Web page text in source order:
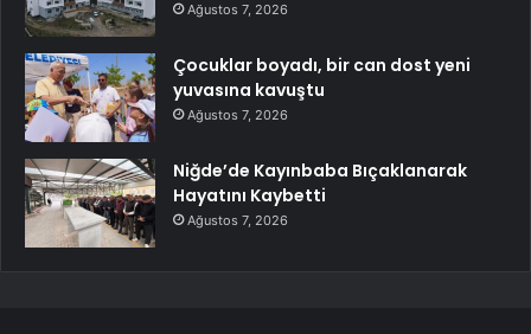
Ağustos 7, 2026
Çocuklar boyadı, bir can dost yeni
yuvasına kavuştu
Ağustos 7, 2026
Niğde’de Kayınbaba Bıçaklanarak
Hayatını Kaybetti
Ağustos 7, 2026